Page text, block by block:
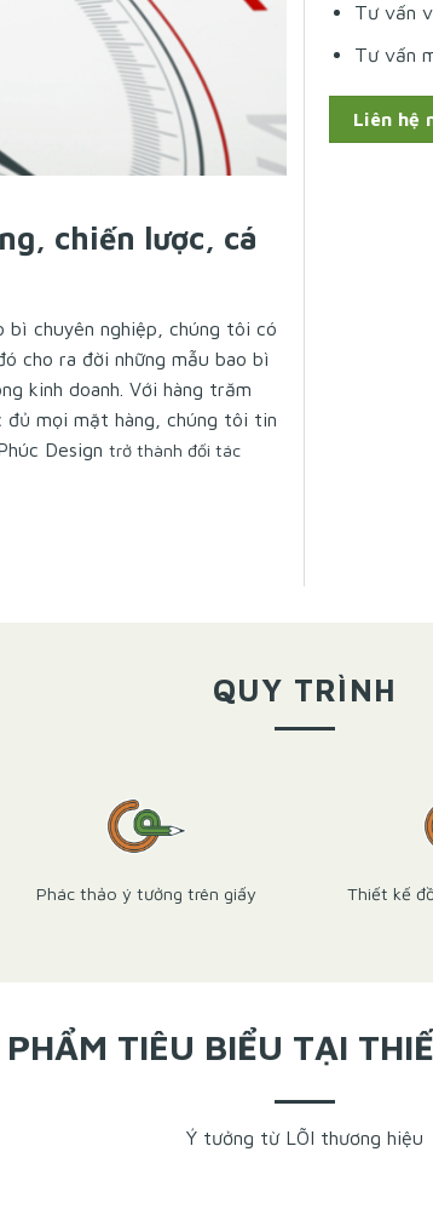
Tư vấn
Tư vấn
Liên hệ
chiến lược, cá
bì chuyên nghiệp, chúng tôi có
cho ra đời những mẫu bao bì
kinh doanh. Với hàng trăm
mọi mặt hàng, chúng tôi tin
Design trở thành đối tác
QUY TRÌNH
Phác thảo ý tưởng trên giấy Thiết kế
TIÊU BIỂU TẠI
Ý tưởng từ LÕI thương hiệu